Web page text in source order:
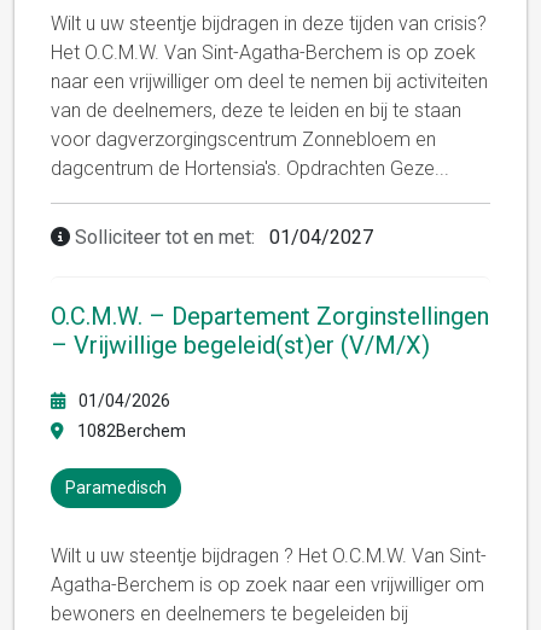
Wilt u uw steentje bijdragen in deze tijden van crisis?
Het O.C.M.W. Van Sint-Agatha-Berchem is op zoek
naar een vrijwilliger om deel te nemen bij activiteiten
van de deelnemers, deze te leiden en bij te staan ​​
voor dagverzorgingscentrum Zonnebloem en
dagcentrum de Hortensia's. Opdrachten Geze...
Solliciteer tot en met: 01/04/2027
O.C.M.W. – Departement Zorginstellingen
– Vrijwillige begeleid(st)er (V/M/X)
01/04/2026
1082Berchem
Paramedisch
Wilt u uw steentje bijdragen ? Het O.C.M.W. Van Sint-
Agatha-Berchem is op zoek naar een vrijwilliger om
bewoners en deelnemers te begeleiden bij